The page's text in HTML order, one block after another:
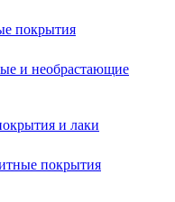
покрытия
и необрастающие
и лаки
покрытия